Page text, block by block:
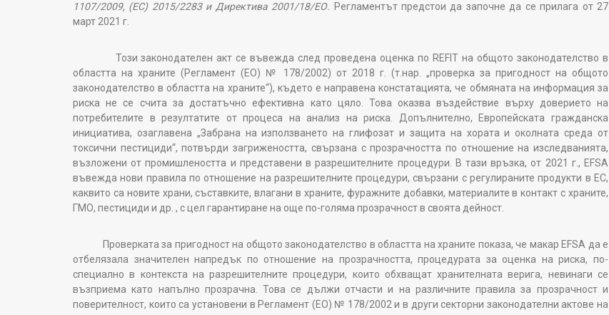
1107/2009, (ЕС) 2015/2283 и Директива 2001/18/ЕО. Регламентът предстои да започне да се прилага от 27
март 2021 г.
Този законодателен акт се въвежда след проведена оценка по REFIT на общото законодателство в
областта на храните (Регламент (ЕО) № 178/2002) от 2018 г. (т.нар. „проверка за пригодност на общото
законодателство в областта на храните“), където е направена констатацията, че обмяната на информация за
риска не се счита за достатъчно ефективна като цяло. Това оказва въздействие върху доверието на
потребителите в резултатите от процеса на анализ на риска. Допълнително, Европейската гражданска
инициатива, озаглавена „Забрана на използването на глифозат и защита на хората и околната среда от
токсични пестициди“, потвърди загрижеността, свързана с прозрачността по отношение на изследванията,
възложени от промишлеността и представени в разрешителните процедури. В тази връзка, от 2021 г., EFSA
въвежда нови правила по отношение на разрешителните процедури, свързани с регулираните продукти в ЕС,
каквито са новите храни, съставките, влагани в храните, фуражните добавки, материалите в контакт с храните,
ГМО, пестициди и др. , с цел гарантиране на още по-голяма прозрачност в своята дейност.
Проверката за пригодност на общото законодателство в областта на храните показа, че макар EFSA да е
отбелязалa значителен напредък по отношение на прозрачността, процедурата за оценка на риска, по-
специално в контекста на разрешителните процедури, които обхващат хранителната верига, невинаги се
възприема като напълно прозрачна. Това се дължи отчасти и на различните правила за прозрачност и
поверителност, които са установени в Регламент (ЕО) № 178/2002 и в други секторни законодателни актове на